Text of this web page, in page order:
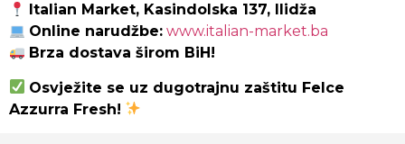
Italian Market, Kasindolska 137, Ilidža
Online narudžbe: www.italian-market.ba
Brza dostava širom BiH!
Osvježite se uz dugotrajnu zaštitu Felce
Azzurra Fresh!